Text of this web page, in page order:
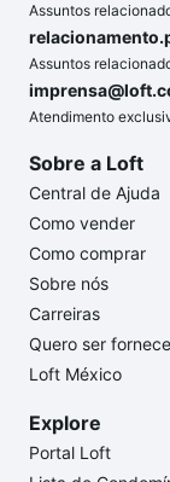
Assuntos
Assuntos
Atendimento
Sobre a Loft
Central de Ajuda
Como vender
Como comprar
Sobre nós
Carreiras
Quero ser
Loft México
Explore
Portal Loft